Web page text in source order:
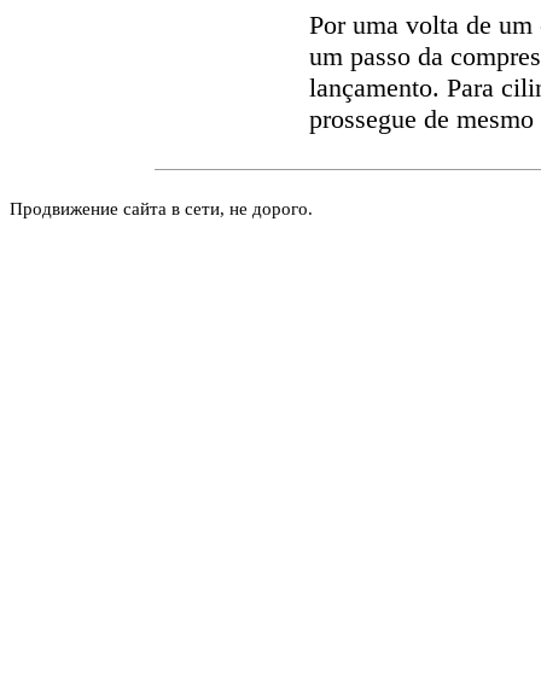
Por uma volta de
um passo da
lançamento. Para
prossegue de
Продвижение сайта в сети, не дорого.